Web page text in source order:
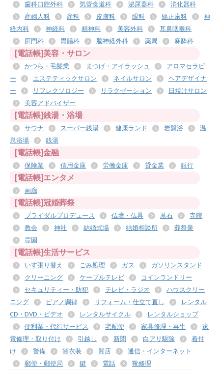
歯科口腔外科
気管食道科 泌尿器科
消化器科
産婦人科
産科 皮膚科 眼科 矯正歯科
神
経内科
神経科 精神科 美容外科
耳鼻咽喉科
肛門科
胃腸科 脳神経外科 薬局 麻酔科
[電話帳]美容・サロン
かつら・毛髪業 まつげ・アイラッシュ
アロマセラピ
ー
エステティックサロン ネイルサロン
ヘアデザイナ
ー
リフレクソロジー リラクゼーション
日焼けサロン
美容アドバイザー
[電話帳]銭湯・浴場
サウナ スーパー銭湯 健康ランド 岩盤浴
温
泉浴場
銭湯
[電話帳]金融
保険業 信用金庫 労働金庫 貸金業 銀行
[電話帳]エンタメ
画廊
[電話帳]冠婚葬祭
ブライダルプロデュース 仏壇・仏具 墓石
寺院
教会
神社 結婚式場 結婚相談所
葬祭業
霊園
[電話帳]生活サービス
いす張り替え ごみ処理 ガス
ガソリンスタンド
クリーニング
ケーブルテレビ
コインランドリー
セキュリティー・防犯
テレビ・ラジオ
ハウスクリー
ニング
ピアノ調律 リフォーム・仕立て直し
レンタル
CD・DVD・ビデオ
レンタルサイクル
レンタルショップ
便利業・代行サービス
宅配便 家具修理・再生
家
電修理・取り付け
引越し 新聞 白アリ駆除
着付
け
警備 貸衣装 質店
通信・インターネット
郵便・郵便局
鍵 電話 靴修理